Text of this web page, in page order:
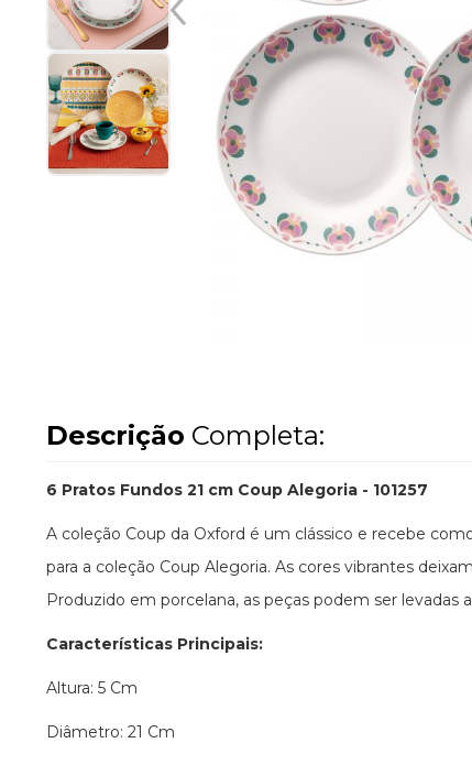
Descrição Completa:
6 Pratos Fundos 21 cm Coup Alegoria - 101257
A coleção Coup da Oxford é um clássico e recebe
para a coleção Coup Alegoria. As cores vibrantes
Produzido em porcelana, as peças podem ser levadas
Características Principais:
Altura: 5 Cm
Diâmetro: 21 Cm